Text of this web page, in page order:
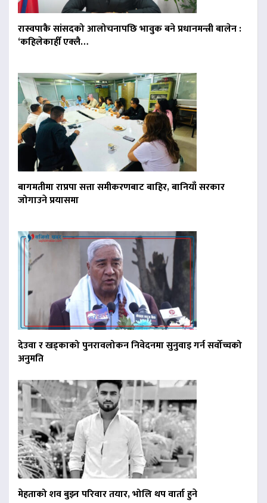
रास्वपाकै सांसदको आलोचनापछि भावुक बने प्रधानमन्त्री बालेन :
‘कहिलेकाहीँ एक्लै…
बागमतीमा राप्रपा सत्ता समीकरणबाट बाहिर, बानियाँ सरकार
जोगाउने प्रयासमा
देउवा र खड्काको पुनरावलोकन निवेदनमा सुनुवाइ गर्न सर्वोच्चको
अनुमति
मेहताको शव बुझ्न परिवार तयार, भोलि थप वार्ता हुने